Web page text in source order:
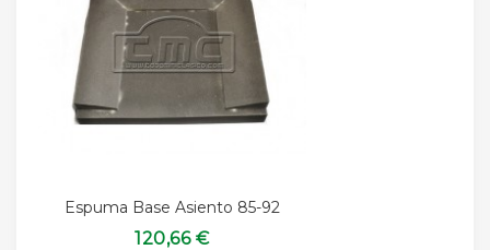
Espuma Base Asiento 85-92
120,66 €